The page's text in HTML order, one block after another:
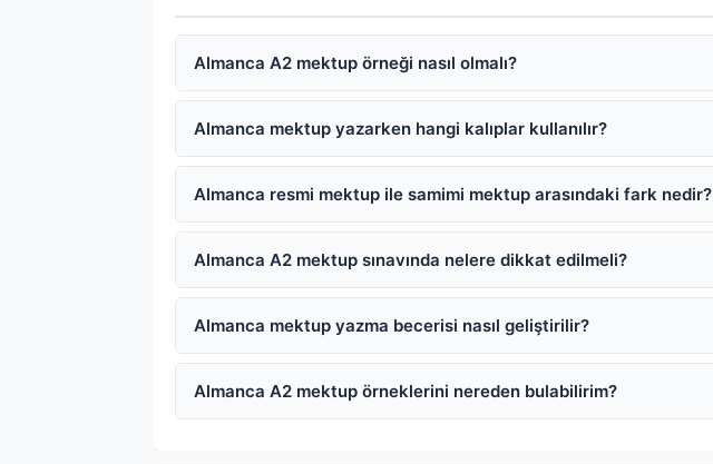
Almanca A2 mektup örneği nasıl olmalı?
Almanca mektup yazarken hangi kalıplar kullanılır?
Almanca resmi mektup ile samimi mektup arasındaki fark nedir?
Almanca A2 mektup sınavında nelere dikkat edilmeli?
Almanca mektup yazma becerisi nasıl geliştirilir?
Almanca A2 mektup örneklerini nereden bulabilirim?